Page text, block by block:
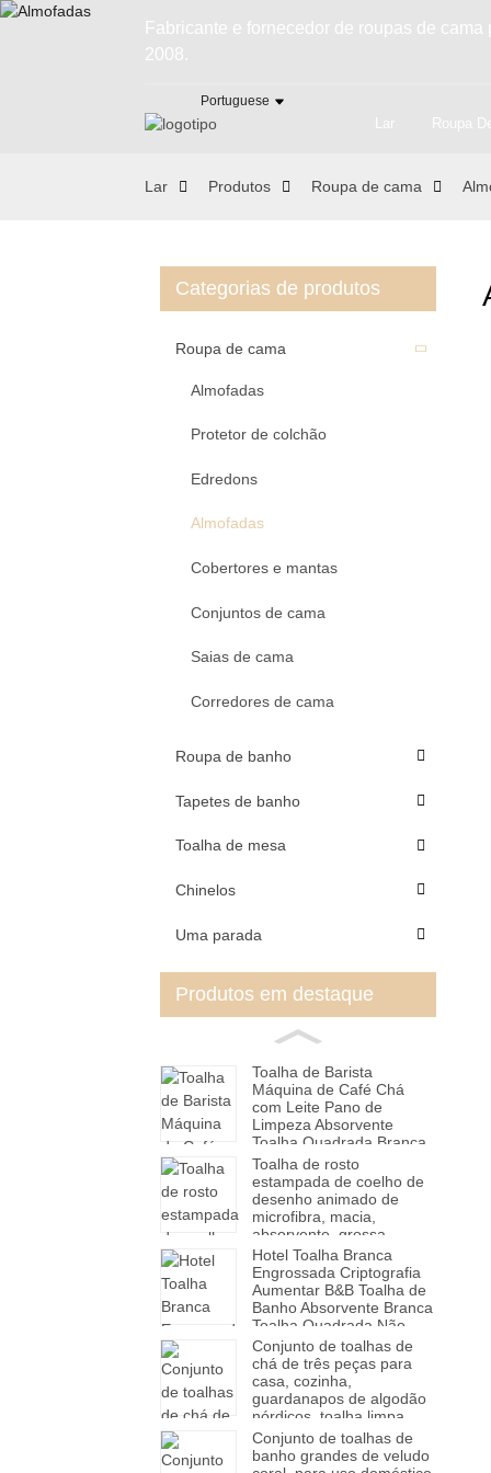
Fabricante e fornecedor de roupas de
2008.
Portuguese
Lar Roupa
Lar Produtos Roupa de cama
Categorias de produtos
Roupa de cama
Almofadas
Protetor de colchão
Edredons
Almofadas
Cobertores e mantas
Conjuntos de cama
Saias de cama
Corredores de cama
Roupa de banho
Tapetes de banho
Toalha de mesa
Chinelos
Uma parada
Produtos em destaque
Toalha de Barista
Máquina de Café Chá
com Leite Pano de
Limpeza Absorvente
Toalha Quadrada Branca
Pequena Toalha de Mão
Toalha de rosto
estampada de coelho de
desenho animado de
microfibra, macia,
absorvente, grossa,
presente, toalha de
cabelo seco, atacado,
fábrica
Hotel Toalha Branca
Engrossada Criptografia
Aumentar B&B Toalha de
Banho Absorvente Branca
Toalha Quadrada Não
Solta Cabelo
Conjunto de toalhas de
chá de três peças para
casa, cozinha,
guardanapos de algodão
nórdicos, toalha limpa
Conjunto de toalhas de
banho grandes de veludo